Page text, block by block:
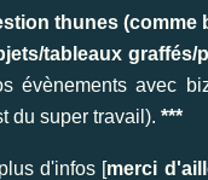
thunes
tableaux graffés/
évènements avec
du super travail). ***
d'infos [merci